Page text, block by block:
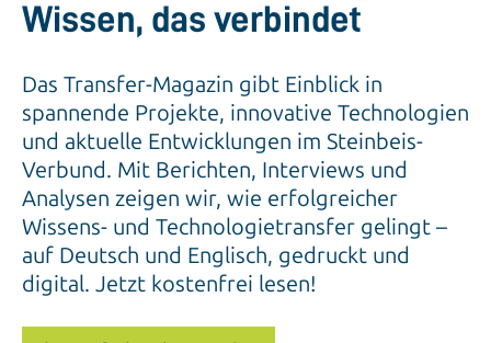
Wissen, das verbindet
Das Transfer-Magazin gibt Einblick in
spannende Projekte, innovative Technologien
und aktuelle Entwicklungen im Steinbeis-
Verbund. Mit Berichten, Interviews und
Analysen zeigen wir, wie erfolgreicher
Wissens- und Technologietransfer gelingt –
auf Deutsch und Englisch, gedruckt und
digital. Jetzt kostenfrei lesen!